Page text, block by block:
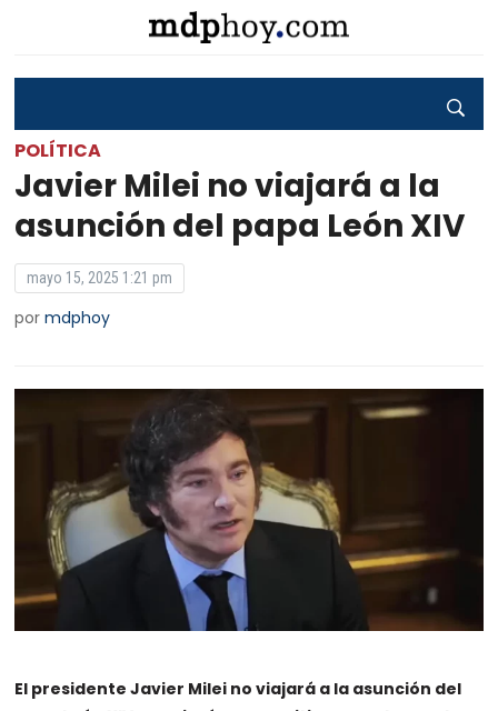
POLÍTICA
Javier Milei no viajará a la
asunción del papa León XIV
mayo 15, 2025 1:21 pm
pormdphoy
El presidente Javier Milei no viajará a la asunción del